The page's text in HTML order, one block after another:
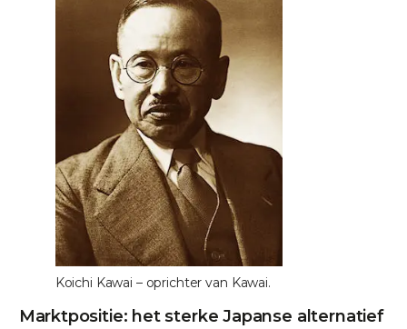
Koichi Kawai – oprichter van Kawai.
Marktpositie: het sterke Japanse alternatief